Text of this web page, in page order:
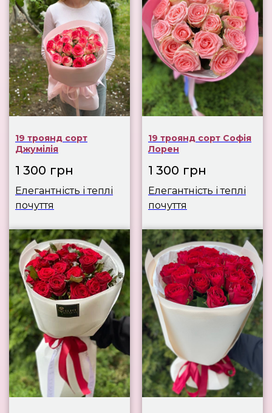
19 троянд сорт
Джумілія
1 300 грн
Елегантність і теплі
почуття
19 троянд сорт Софія
Лорен
1 300 грн
Елегантність і теплі
почуття